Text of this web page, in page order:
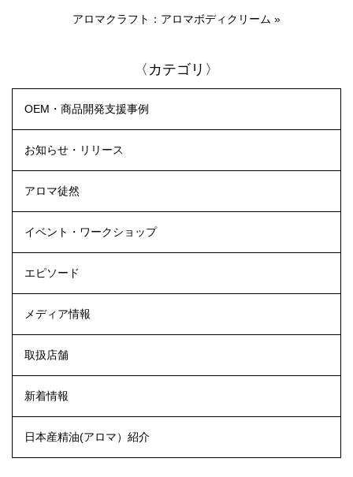
アロマクラフト：アロマボディクリーム »
〈カテゴリ〉
OEM・商品開発支援事例
お知らせ・リリース
アロマ徒然
イベント・ワークショップ
エピソード
メディア情報
取扱店舗
新着情報
日本産精油(アロマ）紹介